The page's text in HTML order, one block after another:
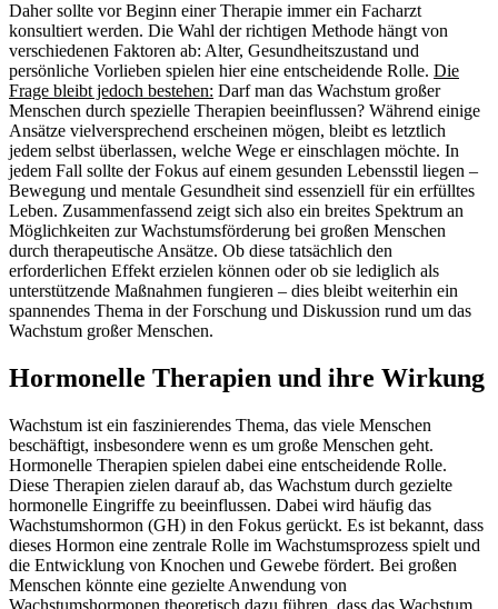
Daher sollte vor Beginn einer Therapie immer ein Facharzt
konsultiert werden. Die Wahl der richtigen Methode hängt von
verschiedenen Faktoren ab: Alter, Gesundheitszustand und
persönliche Vorlieben spielen hier eine entscheidende Rolle. Die
Frage bleibt jedoch bestehen: Darf man das Wachstum großer
Menschen durch spezielle Therapien beeinflussen? Während einige
Ansätze vielversprechend erscheinen mögen, bleibt es letztlich
jedem selbst überlassen, welche Wege er einschlagen möchte. In
jedem Fall sollte der Fokus auf einem gesunden Lebensstil liegen –
Bewegung und mentale Gesundheit sind essenziell für ein erfülltes
Leben. Zusammenfassend zeigt sich also ein breites Spektrum an
Möglichkeiten zur Wachstumsförderung bei großen Menschen
durch therapeutische Ansätze. Ob diese tatsächlich den
erforderlichen Effekt erzielen können oder ob sie lediglich als
unterstützende Maßnahmen fungieren – dies bleibt weiterhin ein
spannendes Thema in der Forschung und Diskussion rund um das
Wachstum großer Menschen.
Hormonelle Therapien und ihre Wirkung
Wachstum ist ein faszinierendes Thema, das viele Menschen
beschäftigt, insbesondere wenn es um große Menschen geht.
Hormonelle Therapien spielen dabei eine entscheidende Rolle.
Diese Therapien zielen darauf ab, das Wachstum durch gezielte
hormonelle Eingriffe zu beeinflussen. Dabei wird häufig das
Wachstumshormon (GH) in den Fokus gerückt. Es ist bekannt, dass
dieses Hormon eine zentrale Rolle im Wachstumsprozess spielt und
die Entwicklung von Knochen und Gewebe fördert. Bei großen
Menschen könnte eine gezielte Anwendung von
Wachstumshormonen theoretisch dazu führen, dass das Wachstum